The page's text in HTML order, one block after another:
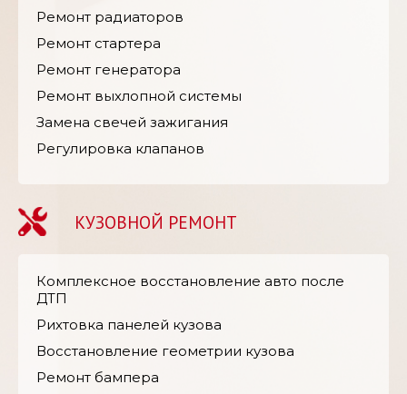
Ремонт радиаторов
Ремонт стартера
Ремонт генератора
Ремонт выхлопной системы
Замена свечей зажигания
Регулировка клапанов
КУЗОВНОЙ РЕМОНТ
Комплексное восстановление авто после
ДТП
Рихтовка панелей кузова
Восстановление геометрии кузова
Ремонт бампера